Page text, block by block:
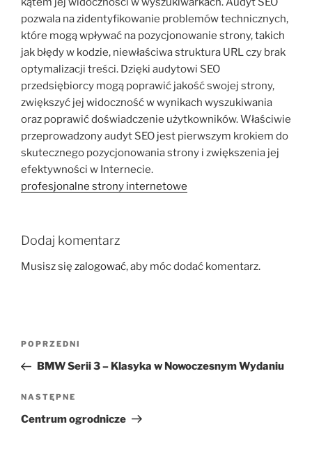
pozwala na zidentyfikowanie problemów technicznych,
które mogą wpływać na pozycjonowanie strony, takich
jak błędy w kodzie, niewłaściwa struktura URL czy brak
optymalizacji treści. Dzięki audytowi SEO
przedsiębiorcy mogą poprawić jakość swojej strony,
zwiększyć jej widoczność w wynikach wyszukiwania
oraz poprawić doświadczenie użytkowników. Właściwie
przeprowadzony audyt SEO jest pierwszym krokiem do
skutecznego pozycjonowania strony i zwiększenia jej
efektywności w Internecie.
profesjonalne strony internetowe
Dodaj komentarz
Musisz się zalogować, aby móc dodać komentarz.
Nawigacja
Poprzedni
wpis
POPRZEDNI
BMW Serii 3 – Klasyka w Nowoczesnym Wydaniu
Następny
wpis
NASTĘPNE
Centrum ogrodnicze